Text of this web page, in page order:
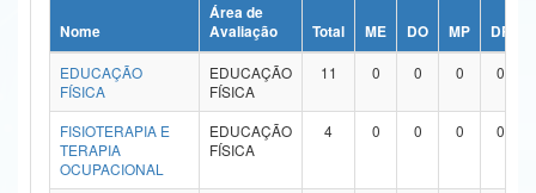
Ministério da Ciência, Tecnologia, Inovações e Comunicações
Ministério do Meio Ambiente
Ministério do Turismo
Ministério do Desenvolvimento Regional
Nome
Área de
Avaliação
Total ME DO MP DP
EDUCAÇÃO
FÍSICA
EDUCAÇÃO
FÍSICA
11 0 0 0 0
FISIOTERAPIA E
TERAPIA
OCUPACIONAL
EDUCAÇÃO
FÍSICA
4 0 0 0 0